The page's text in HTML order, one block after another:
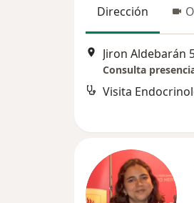
Dirección
Jiron Aldebarán
Consulta
Visita